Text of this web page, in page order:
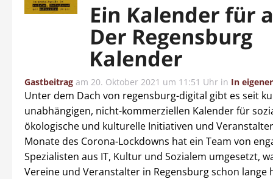
Ein Kalender für
Der Regensburg
Kalender
Gastbeitrag am 20. Oktober 2021 um 11:51 Uhr in In
Unter dem Dach von regensburg-digital gibt es seit
unabhängigen, nicht-kommerziellen Kalender für
ökologische und kulturelle Initiativen und
Monate des Corona-Lockdowns hat ein Team von
Spezialisten aus IT, Kultur und Sozialem umgesetzt,
Vereine und Veranstalter in Regensburg schon lange